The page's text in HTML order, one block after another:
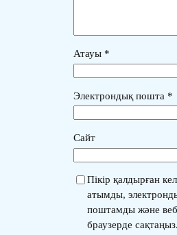
Атауы *
Электрондық пошта *
Сайт
Пікір қалдырған
атымды,
поштамды және
браузерде сақтаңыз.